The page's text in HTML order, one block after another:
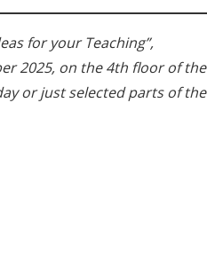
for your Teaching”,
2025, on the 4th floor of the
or just selected parts of the